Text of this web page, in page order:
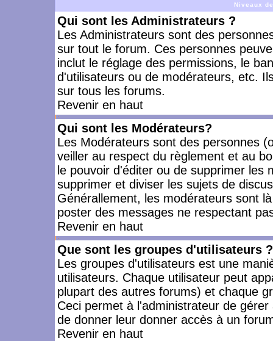
Niveaux
Qui sont les Administrateurs ?
Les Administrateurs sont des
sur tout le forum. Ces personnes
inclut le réglage des permissions, le
d'utilisateurs ou de modérateurs, etc.
sur tous les forums.
Revenir en haut
Qui sont les Modérateurs?
Les Modérateurs sont des personnes
veiller au respect du règlement et au
le pouvoir d'éditer ou de supprimer les
supprimer et diviser les sujets de
Générallement, les modérateurs sont
poster des messages ne respectant
Revenir en haut
Que sont les groupes d'utilisateurs ?
Les groupes d'utilisateurs est une
utilisateurs. Chaque utilisateur peut
plupart des autres forums) et chaque
Ceci permet à l'administrateur de
de donner leur donner accès à un
Revenir en haut